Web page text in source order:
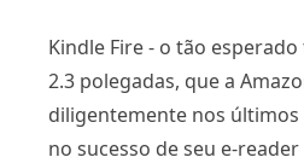
Kindle Fire - o tão
2.3 polegadas, que a
diligentemente nos últimos
no sucesso de seu e-